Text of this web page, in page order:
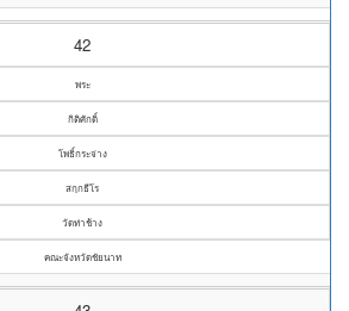
42
พระ
กิติศักดิ์
โพธิ์กระจ่าง
สกฺกธีโร
วัดท่าช้าง
คณะจังหวัดชัยนาท